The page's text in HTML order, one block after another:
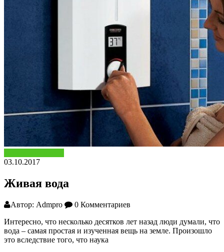
03.10.2017
Живая вода
Автор: Admpro
0 Комментариев
Интересно, что несколько десятков лет назад люди думали, что
вода – самая простая и изученная вещь на земле. Произошло
это вследствие того, что наука